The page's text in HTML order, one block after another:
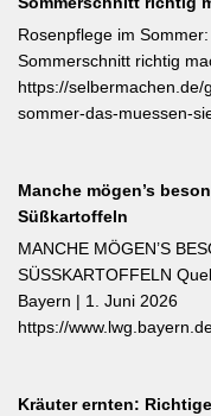
und Nutzgarten genau
Rosenpflege im
Sommerschnitt richtig
https://
sommer-das-muessen-
bis Mitte Juli
Überwinterung
öfterblühende Sorten:
darunter sofort
verlängert die Blütezeit
#Pflanzenpflege
Manche mögen’s
Süßkartoffeln
MANCHE MÖGEN’S
SÜSSKARTOFFELN
Bayern | 1. Juni 2026
https://
ins Freiland. Edamame
Kräuter ernten: